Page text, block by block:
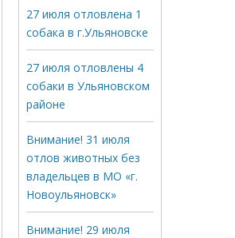
27 июля отловлена 1
собака в г.Ульяновске
27 июля отловлены 4
собаки в Ульяновском
районе
Внимание! 31 июля
отлов животных без
владельцев в МО «г.
Новоульяновск»
Внимание! 29 июля